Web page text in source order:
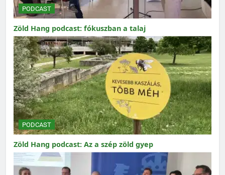
PODCAST
Zöld Hang podcast: fókuszban a talaj
PODCAST
Zöld Hang podcast: Az a szép zöld gyep